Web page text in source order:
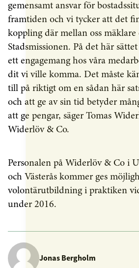
gemensamt ansvar för
framtiden och vi tycker att det
koppling där mellan oss mäklare
Stadsmissionen. På det här
ett engagemang hos våra
dit vi ville komma. Det måste
till på riktigt om en sådan här
och att ge av sin tid betyder
att ge pengar, säger Tomas
Widerlöv & Co.
Personalen på Widerlöv & Co i
och Västerås kommer ges
volontärutbildning i praktiken
under 2016.
Jonas Bergholm